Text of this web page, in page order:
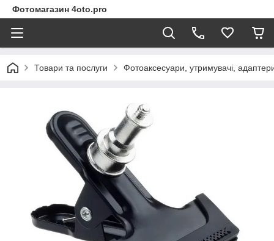
Фотомагазин 4oto.pro
Товари та послуги Фотоаксесуари, утримувачі,